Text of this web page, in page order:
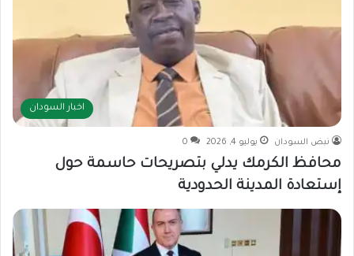
اخبار السودان
نبض السودان يوليو 4, 2026 0
محافظ الكرمك يدلي بتصريحات حاسمة حول
إستعادة المدينة الحدودية